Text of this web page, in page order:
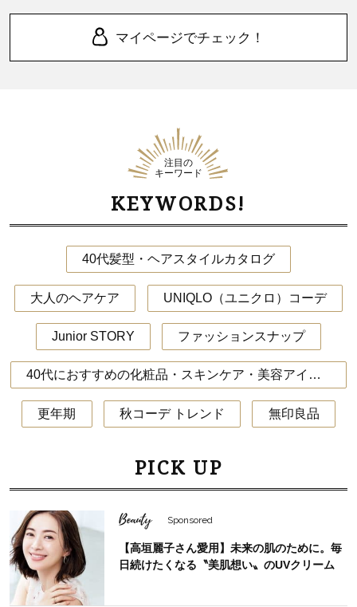
マイページでチェック！
注目の
キーワード
KEYWORDS!
40代髪型・ヘアスタイルカタログ
大人のヘアケア UNIQLO（ユニクロ）コーデ
Junior STORY ファッションスナップ
40代におすすめの化粧品・スキンケア・美容アイテム
更年期 秋コーデ トレンド 無印良品
PICK UP
Beauty Sponsored
【高垣麗子さん愛用】未来の肌のために。毎
日続けたくなる〝美肌想い〟のUVクリーム